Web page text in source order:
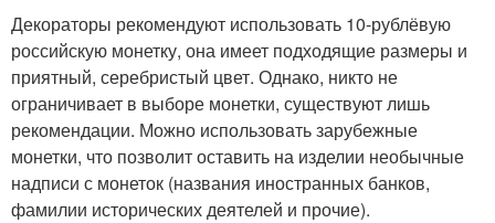
Декораторы рекомендуют использовать 10-рублёвую
российскую монетку, она имеет подходящие размеры и
приятный, серебристый цвет. Однако, никто не
ограничивает в выборе монетки, существуют лишь
рекомендации. Можно использовать зарубежные
монетки, что позволит оставить на изделии необычные
надписи с монеток (названия иностранных банков,
фамилии исторических деятелей и прочие).